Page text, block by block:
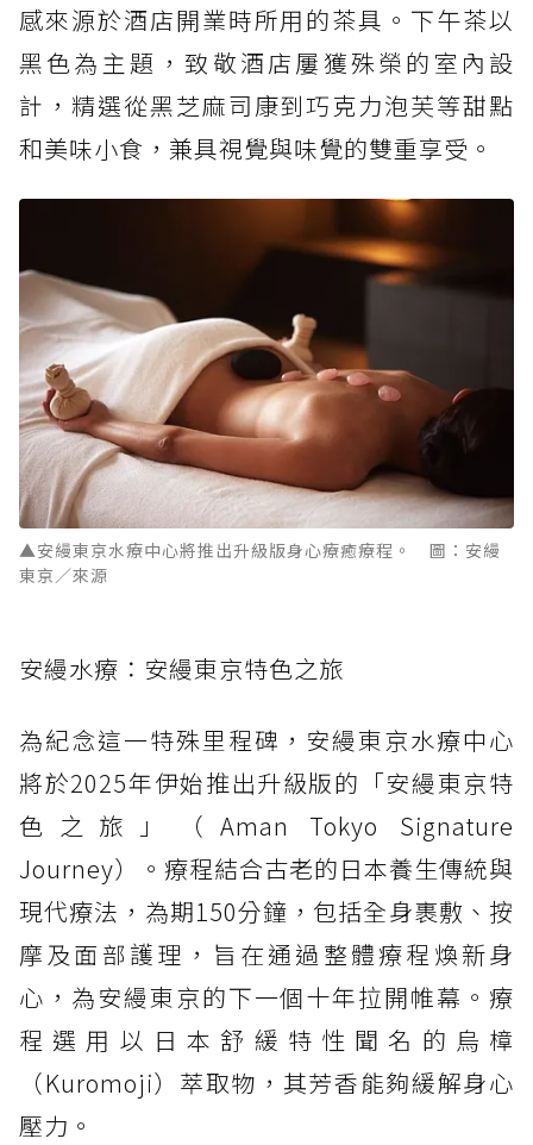
感來源於酒店開業時所用的茶具。下午茶以
黑色為主題，致敬酒店屢獲殊榮的室內設
計，精選從黑芝麻司康到巧克力泡芙等甜點
和美味小食，兼具視覺與味覺的雙重享受。
▲安縵東京水療中心將推出升級版身心療癒療程。 圖：安縵
東京／來源
安縵水療：安縵東京特色之旅
為紀念這一特殊里程碑，安縵東京水療中心
將於2025年伊始推出升級版的「安縵東京特
色之旅」（Aman Tokyo Signature
Journey）。療程結合古老的日本養生傳統與
現代療法，為期150分鐘，包括全身裹敷、按
摩及面部護理，旨在通過整體療程煥新身
心，為安縵東京的下一個十年拉開帷幕。療
程選用以日本舒緩特性聞名的烏樟
（Kuromoji）萃取物，其芳香能夠緩解身心
壓力。